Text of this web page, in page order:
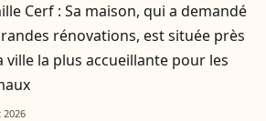
Cerf : Sa maison, qui a demandé
rénovations, est située près
ville la plus accueillante pour les
2026